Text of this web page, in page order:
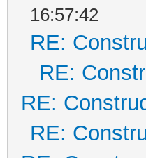
16:57:42
RE:
RE:
RE:
RE: